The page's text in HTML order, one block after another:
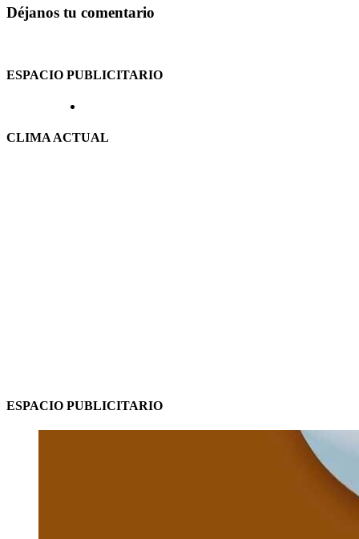
Déjanos tu comentario
ESPACIO PUBLICITARIO
CLIMA ACTUAL
ESPACIO PUBLICITARIO